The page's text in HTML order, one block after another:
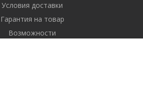
Условия доставки
Гарантия на товар
Возможности